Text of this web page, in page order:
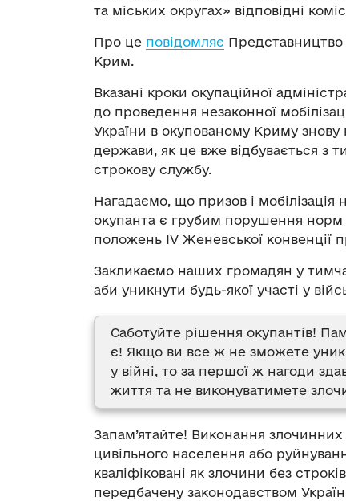
та міських округах» відповідні
Про це повідомляє Представництво
Крим.
Вказані кроки окупаційної
до проведення незаконної
України в окупованому Криму
держави, як це вже відбувається з
строкову службу.
Нагадаємо, що призов і
окупанта є грубим порушення норм
положень IV Женевської конвенції
Закликаємо наших громадян у
аби уникнути будь-якої участі у
Саботуйте рішення окупантів!
є! Якщо ви все ж не зможете
у війні, то за першої ж нагоди
життя та не виконуватимете
Запам’ятайте! Виконання
цивільного населення або
кваліфіковані як злочини без
передбачену законодавством